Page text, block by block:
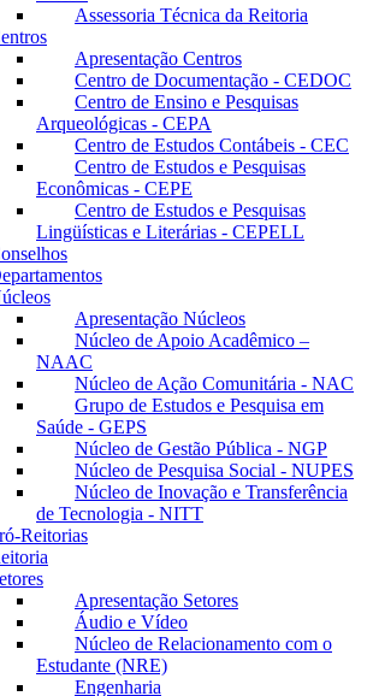
Assessoria Técnica da Reitoria
Apresentação Centros
Centro de Documentação - CEDOC
Centro de Ensino e Pesquisas
Arqueológicas - CEPA
Centro de Estudos Contábeis - CEC
Centro de Estudos e Pesquisas
Econômicas - CEPE
Centro de Estudos e Pesquisas
Lingüísticas e Literárias - CEPELL
Apresentação Núcleos
Núcleo de Apoio Acadêmico –
NAAC
Núcleo de Ação Comunitária - NAC
Grupo de Estudos e Pesquisa em
Saúde - GEPS
Núcleo de Gestão Pública - NGP
Núcleo de Pesquisa Social - NUPES
Núcleo de Inovação e Transferência
de Tecnologia - NITT
Reitorias
Apresentação Setores
Áudio e Vídeo
Núcleo de Relacionamento com o
Estudante (NRE)
Engenharia